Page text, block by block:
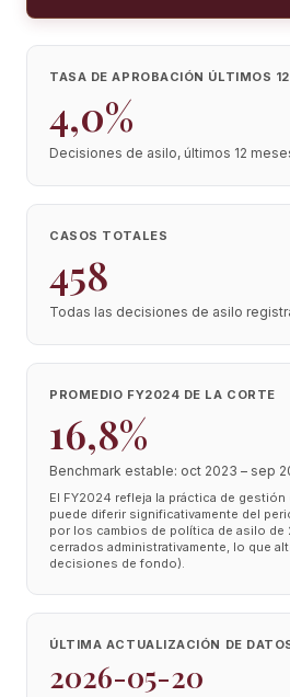
TASA DE APROBACIÓN ÚLTIMOS
4,0%
Decisiones de asilo, últimos 12
CASOS TOTALES
458
Todas las decisiones de asilo
PROMEDIO FY2024 DE LA CORTE
16,8%
Benchmark estable: oct 2023 – sep
El FY2024 refleja la práctica de
puede diferir significativamente del
por los cambios de política de asilo de
cerrados administrativamente, lo que
decisiones de fondo).
ÚLTIMA ACTUALIZACIÓN DE
2026-05-20